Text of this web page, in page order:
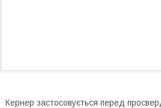
Кернер застосовується перед